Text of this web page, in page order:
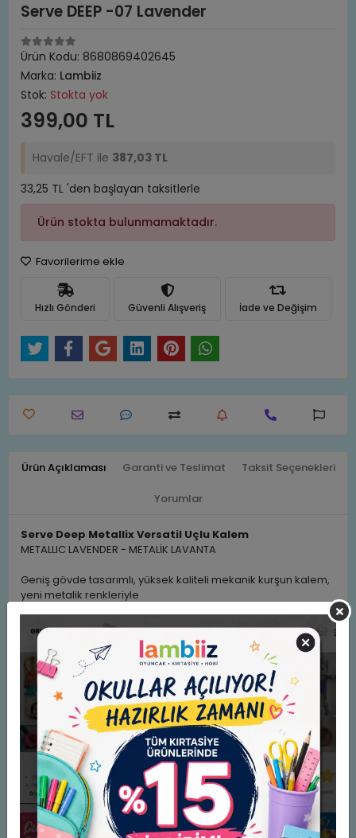
Serve DEEP -07 Lavender
Ürün Kodu: 8680869402645
Marka: Lambiiz
Stok: Stokta yok
399,00 TL
Havale/EFT ile 387,03 TL
33,25 TL 'den başlayan taksitlerle
Ürün stokta bulunmamaktadır.
Favorilerime ekle
Hızlı Gönderi Güvenli Alışveriş İade ve Değişim
Ürün Açıklaması Garanti ve Teslimat Taksit Seçenekleri
Yorumlar
Serve Deep Metallix Versatil Uçlu Kalem
METALLIC LAVENDER - METALİK LAVANTA
Geniş gövde tasarımlı, yüksek kaliteli mekanik kurşun kalem,
yeni metalik renkleriyle
Kauçuk grip ile rahat kullanım
Çevirince ortaya çıkan büyük boy kaliteli silgi
Gizlenebilir metal uç ile güvenli kullanım
Japonya'da üretilmiştir
0.7 mm uç kalınlığında
Benzer Ürünler